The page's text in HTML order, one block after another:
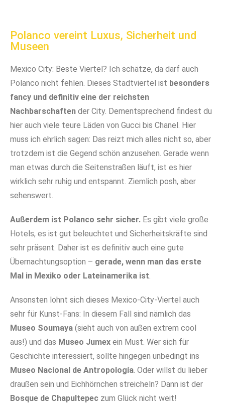
Polanco vereint Luxus, Sicherheit und
Museen
Mexico City: Beste Viertel? Ich schätze, da darf auch
Polanco nicht fehlen. Dieses Stadtviertel ist besonders
fancy und definitiv eine der reichsten
Nachbarschaften der City. Dementsprechend findest du
hier auch viele teure Läden von Gucci bis Chanel. Hier
muss ich ehrlich sagen: Das reizt mich alles nicht so, aber
trotzdem ist die Gegend schön anzusehen. Gerade wenn
man etwas durch die Seitenstraßen läuft, ist es hier
wirklich sehr ruhig und entspannt. Ziemlich posh, aber
sehenswert.
Außerdem ist Polanco sehr sicher. Es gibt viele große
Hotels, es ist gut beleuchtet und Sicherheitskräfte sind
sehr präsent. Daher ist es definitiv auch eine gute
Übernachtungsoption – gerade, wenn man das erste
Mal in Mexiko oder Lateinamerika ist.
Ansonsten lohnt sich dieses Mexico-City-Viertel auch
sehr für Kunst-Fans: In diesem Fall sind nämlich das
Museo Soumaya (sieht auch von außen extrem cool
aus!) und das Museo Jumex ein Must. Wer sich für
Geschichte interessiert, sollte hingegen unbedingt ins
Museo Nacional de Antropología. Oder willst du lieber
draußen sein und Eichhörnchen streicheln? Dann ist der
Bosque de Chapultepec zum Glück nicht weit!